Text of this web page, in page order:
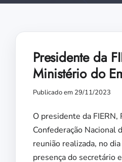
Presidente da
Ministério do
Publicado em 29/11/2023
O presidente da
Confederação Nacional
reunião realizada, no
presença do secretário